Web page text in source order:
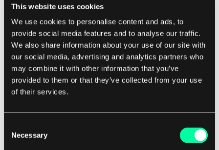
This website uses cookies
We use cookies to personalise content and ads, to
provide social media features and to analyse our traffic.
We also share information about your use of our site with
our social media, advertising and analytics partners who
may combine it with other information that you’ve
provided to them or that they’ve collected from your use
of their services.
Selection
Necessary
zmiany są dokładnie weryfikowane i walidowane
przed wdrożeniem do środowiska produkcyjnego.
Pomaga to zminimalizować ryzyko wprowadzenia
błędów lub usterek, które mogłyby wpłynąć na
użytkowników końcowych lub zakłócić działalność
biznesową. Ogólnie rzecz biorąc, środowisko
rozwoju oprogramowania, umożliwiając
deweloperom współpracę, innowację i iterację z
pewnością, co ostatecznie prowadzi do wydania